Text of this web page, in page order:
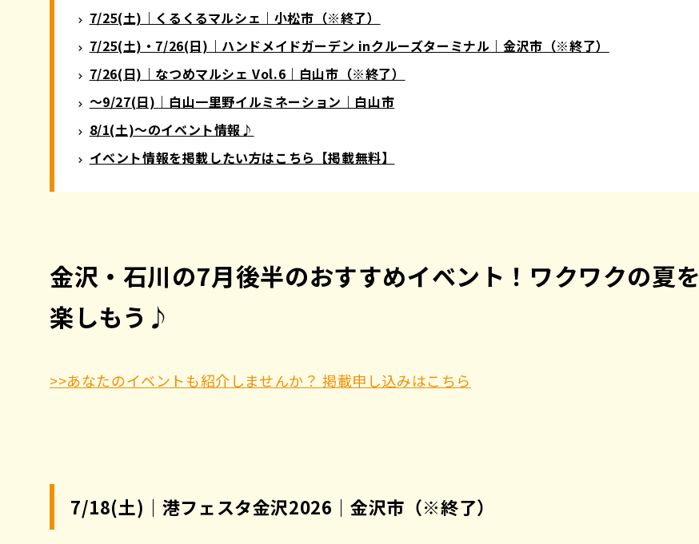
7/25(土)｜くるくるマルシェ｜小松市（※終了）
7/25(土)・7/26(日)｜ハンドメイドガーデン inクルーズターミナル｜金沢市（※終了）
7/26(日)｜なつめマルシェ Vol.6｜白山市（※終了）
〜9/27(日)｜白山一里野イルミネーション｜白山市
8/1(土)〜のイベント情報♪
イベント情報を掲載したい方はこちら【掲載無料】
金沢・石川の7月後半のおすすめイベント！ワクワクの夏を
楽しもう♪
>>あなたのイベントも紹介しませんか？ 掲載申し込みはこちら
7/18(土)｜港フェスタ金沢2026｜金沢市（※終了）